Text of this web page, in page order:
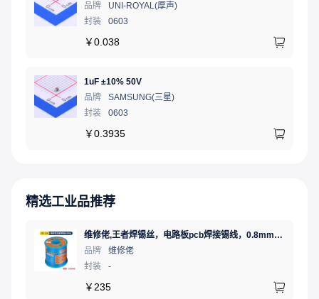
品牌
UNI-ROYAL(厚声)
封装
0603
￥0.038
1uF ±10% 50V
品牌
SAMSUNG(三星)
封装
0603
￥0.3935
精选工业品推荐
维修佬,王者焊锡丝，电路板pcb焊接锡线，0.8mm800g,1个
品牌
维修佬
封装
-
￥ 235